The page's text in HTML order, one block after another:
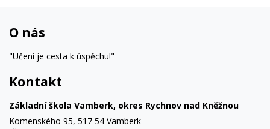
O nás
"Učení je cesta k úspěchu!"
Kontakt
Základní škola Vamberk, okres Rychnov nad Kněžnou
Komenského 95, 517 54 Vamberk